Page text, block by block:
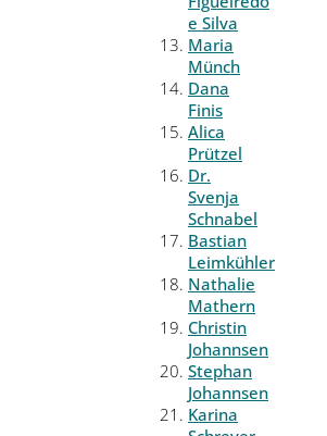
e Silva
Maria
Münch
Dana
Finis
Alica
Prützel
Dr.
Svenja
Schnabel
Bastian
Leimkühler
Nathalie
Mathern
Christin
Johannsen
Stephan
Johannsen
Karina